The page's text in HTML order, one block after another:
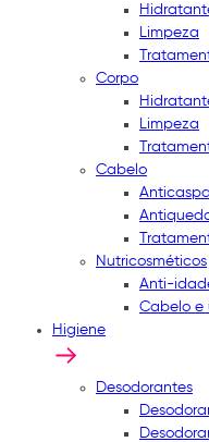
Limpeza
Corpo
Limpeza
Cabelo
Anticaspa
Nutricosméticos
Anti-
Cabelo e
Higiene
Desodorantes